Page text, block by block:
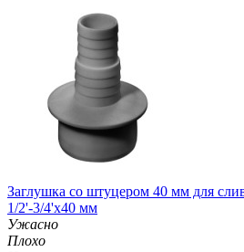
Заглушка со штуцером 40 мм для
1/2'-3/4'х40 мм
Ужасно
Плохо